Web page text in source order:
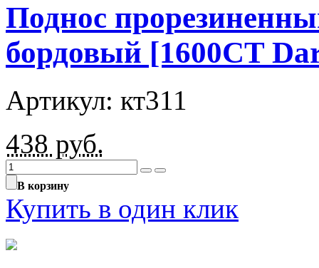
Поднос
бордовый [1600CT
Артикул: кт311
438 руб.
В корзину
Купить в один клик